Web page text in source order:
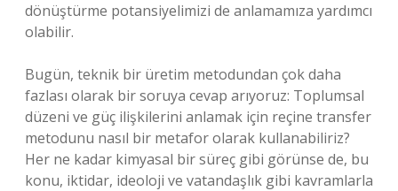
dönüştürme potansiyelimizi de anlamamıza yardımcı
olabilir.
Bugün, teknik bir üretim metodundan çok daha
fazlası olarak bir soruya cevap arıyoruz: Toplumsal
düzeni ve güç ilişkilerini anlamak için reçine transfer
metodunu nasıl bir metafor olarak kullanabiliriz?
Her ne kadar kimyasal bir süreç gibi görünse de, bu
konu, iktidar, ideoloji ve vatandaşlık gibi kavramlarla